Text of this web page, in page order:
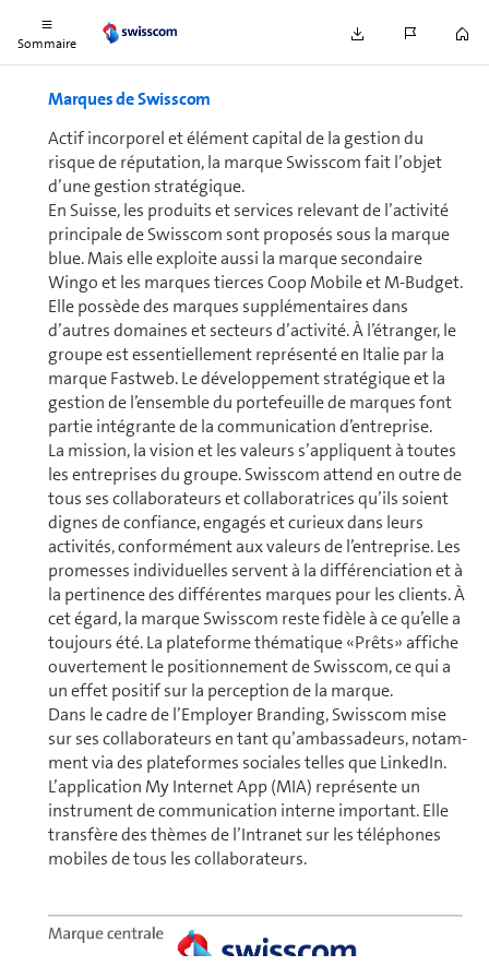
Sommaire
Marques de Swisscom
Actif incorporel et élément capital de la gestion du
risque de ré­pu­ta­tion, la marque Swisscom fait l’objet
d’une gestion stra­té­gique.
En Suisse, les pro­duits et ser­vices relevant de l’activité
principale de Swisscom sont proposés sous la marque
blue. Mais elle exploite aussi la marque secondaire
Wingo et les marques tierces Coop Mobile et M-Budget.
Elle possède des marques sup­plé­men­taires dans
d’autres do­maines et secteurs d’ac­ti­vité. À l’étran­ger, le
groupe est es­sen­tiel­le­ment représenté en Italie par la
marque Fastweb. Le dé­ve­lop­pe­ment stra­té­gique et la
gestion de l’ensemble du por­te­feuille de marques font
partie intégrante de la communication d’en­tre­prise.
La mission, la vision et les va­leurs s’appliquent à toutes
les en­tre­prises du groupe. Swisscom attend en outre de
tous ses col­la­bo­ra­teurs et collaboratrices qu’ils soient
dignes de confiance, engagés et curieux dans leurs
activités, conformément aux va­leurs de l’en­tre­prise. Les
promesses in­di­vi­duelles servent à la différenciation et à
la pertinence des différentes marques pour les clients. À
cet égard, la marque Swisscom reste fidèle à ce qu’elle a
toujours été. La plateforme thématique «Prêts» affiche
ouvertement le positionnement de Swisscom, ce qui a
un effet positif sur la perception de la marque.
Dans le cadre de l’Employer Branding, Swisscom mise
sur ses col­la­bo­ra­teurs en tant qu’ambassadeurs, no­tam­
ment via des plate­formes sociales telles que LinkedIn.
L’application My Internet App (MIA) représente un
instrument de communication interne important. Elle
transfère des thèmes de l’Intranet sur les téléphones
mobiles de tous les col­la­bo­ra­teurs.